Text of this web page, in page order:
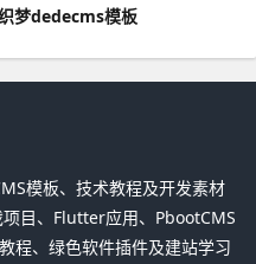
梦dedecms模板
模板、技术教程及开发素材
目、Flutter应用、PbootCMS
程、绿色软件插件及建站学习